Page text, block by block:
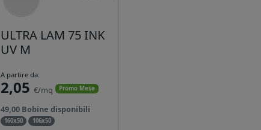
ULTRA LAM 75 INK
UV M
A partire da:
2,05 €/mq Promo Mese
49,00 Bobine disponibili
160x50 106x50